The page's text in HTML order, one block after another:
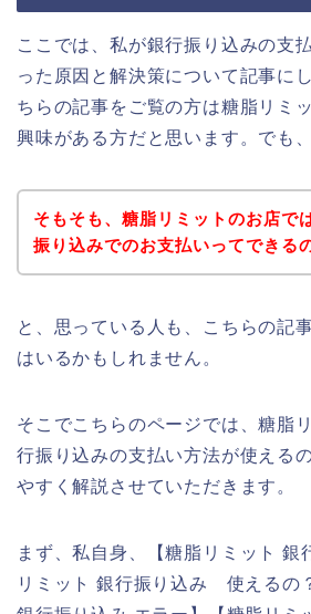
ここでは、私が銀行振り込みの支
った原因と解決策について記事に
ちらの記事をご覧の方は糖脂リミ
興味がある方だと思います。でも、
そもそも、糖脂リミットのお店で
振り込みでのお支払いってできる
と、思っている人も、こちらの記
はいるかもしれません。
そこでこちらのページでは、糖脂
行振り込みの支払い方法が使える
やすく解説させていただきます。
まず、私自身、【糖脂リミット 銀
リミット 銀行振り込み 使えるの